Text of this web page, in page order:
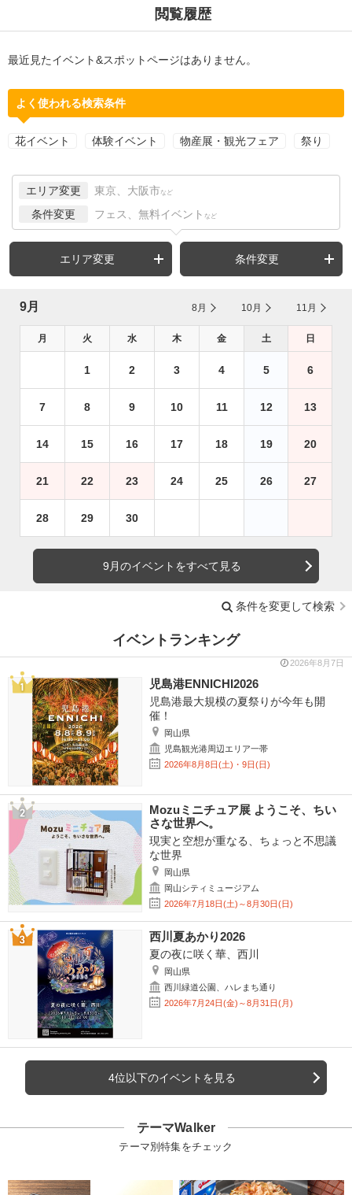
閲覧履歴
最近見たイベント&スポットページはありません。
よく使われる検索条件
花イベント 体験イベント 物産展・観光フェア 祭り
エリア変更 東京、大阪市 など
条件変更 フェス、無料イベント など
エリア変更 条件変更
9月 8月 10月 11月
月 火 水 木 金 土 日
1 2 3 4 5 6
7 8 9 10 11 12 13
14 15 16 17 18 19 20
21 22 23 24 25 26 27
28 29 30
9月のイベントをすべて見る
条件を変更して検索
イベントランキング
2026年8月7日
児島港ENNICHI2026
児島港最大規模の夏祭りが今年も開
催！
岡山県
児島観光港周辺エリア一帯
2026年8月8日(土)・9日(日)
Mozuミニチュア展 ようこそ、ちい
さな世界へ。
現実と空想が重なる、ちょっと不思議
な世界
岡山県
岡山シティミュージアム
2026年7月18日(土)～8月30日(日)
西川夏あかり2026
夏の夜に咲く華、西川
岡山県
西川緑道公園、ハレまち通り
2026年7月24日(金)～8月31日(月)
4位以下のイベントを見る
テーマWalker
テーマ別特集をチェック